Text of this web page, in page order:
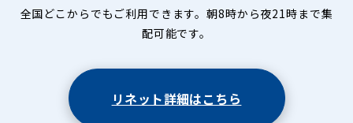
全国どこからでもご利用できます。朝8時から夜21時まで集
配可能です。
リネット詳細はこちら